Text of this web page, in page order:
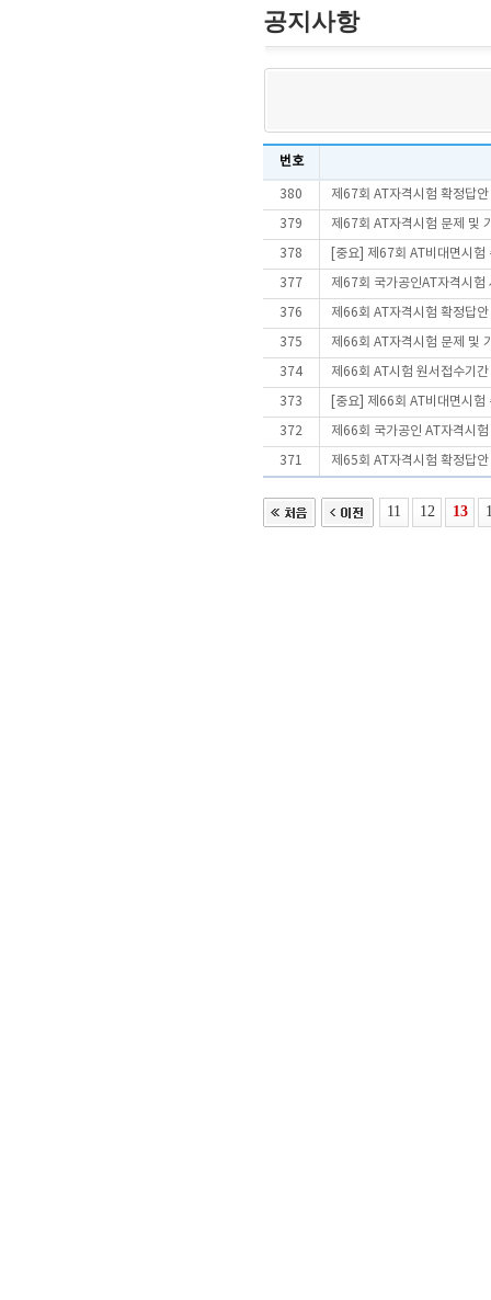
공지사항
번호
380 제67회 AT자격시험 확정답
379 제67회 AT자격시험 문제 및
378 [중요] 제67회 AT비대면시험
377 제67회 국가공인AT자격시험
376 제66회 AT자격시험 확정답
375 제66회 AT자격시험 문제 및
374 제66회 AT시험 원서접수기
373 [중요] 제66회 AT비대면시험
372 제66회 국가공인 AT자격시
371 제65회 AT자격시험 확정답
11 12 13